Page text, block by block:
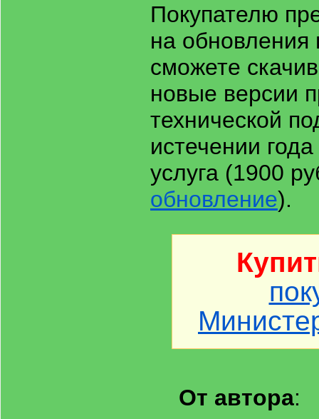
Покупателю
на обновления
сможете
новые версии
технической
истечении
услуга (1900
обновление).
От автора: